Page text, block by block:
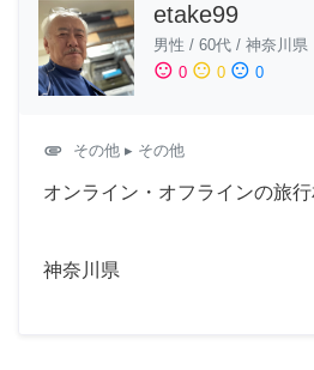
etake99
男性 / 60代 / 神奈川県
sentiment_satisfied 0 sentiment_neutral 0 sentiment_dissatisfied 0
attachment その他 ▸ その他
オンライン・オフラインの旅
神奈川県